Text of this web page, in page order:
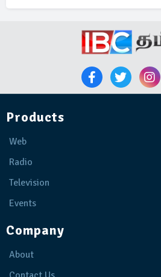
Products
Web
Radio
Television
Events
Company
About